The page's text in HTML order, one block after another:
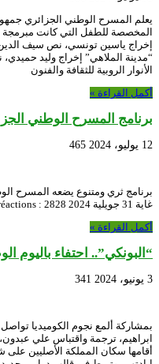
يعلم المسرح الوطني الجزائري
إخراج ياسين تونسي، نص سيف
“مدينة الملاهي” إخراج وليد
الأنوار الروبية للثقافة والفنون
أكمل القراءة »
برنامج المسرح الوطني
12 يوليو، 2024 465
غاية 31 جويلية 2024 Toutes les réactions : 2828
أكمل القراءة »
“البونكي”.. احتفاء باليوم
3 يونيو، 2024 341
بمشاركة ألمع نجوم الكوميديا
ابراهيم، ترجمة واقتباس علي
أقامها سكان المملكة الأصليين